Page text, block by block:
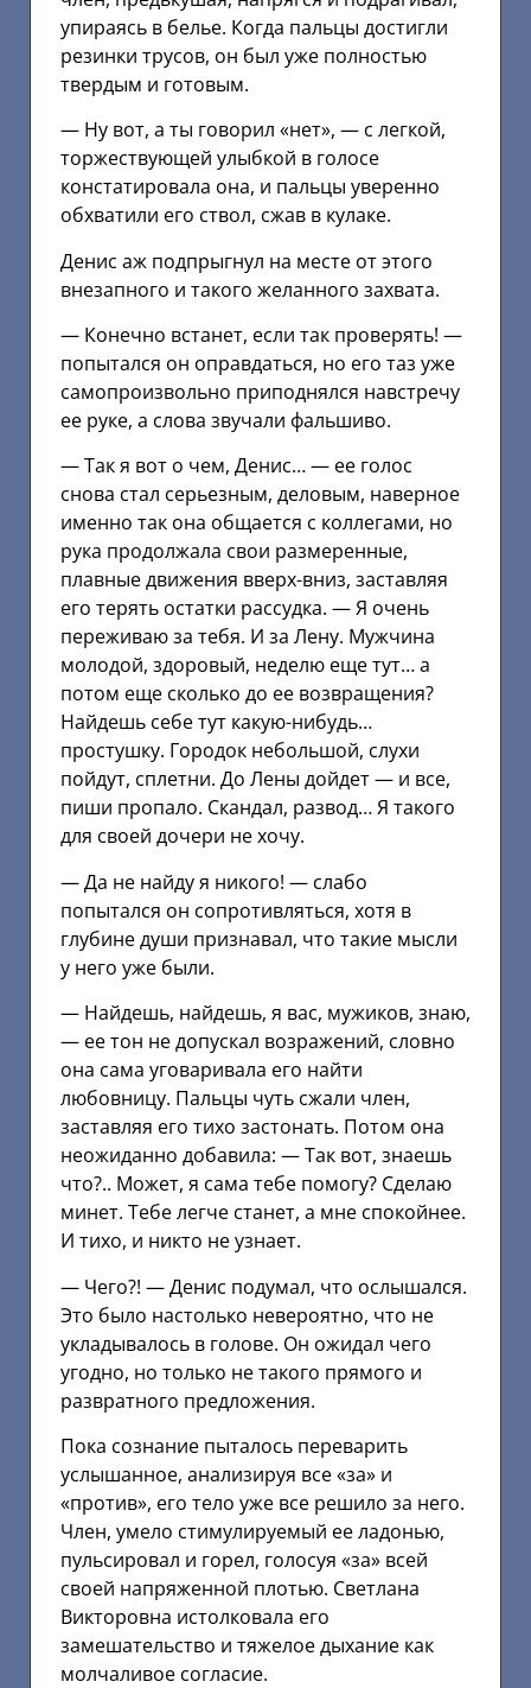
упираясь в белье. Когда пальцы достигли
резинки трусов, он был уже полностью
твердым и готовым.
— Ну вот, а ты говорил «нет», — с легкой,
торжествующей улыбкой в голосе
констатировала она, и пальцы уверенно
обхватили его ствол, сжав в кулаке.
Денис аж подпрыгнул на месте от этого
внезапного и такого желанного захвата.
— Конечно встанет, если так проверять! —
попытался он оправдаться, но его таз уже
самопроизвольно приподнялся навстречу
ее руке, а слова звучали фальшиво.
— Так я вот о чем, Денис… — ее голос
снова стал серьезным, деловым, наверное
именно так она общается с коллегами, но
рука продолжала свои размеренные,
плавные движения вверх-вниз, заставляя
его терять остатки рассудка. — Я очень
переживаю за тебя. И за Лену. Мужчина
молодой, здоровый, неделю еще тут… а
потом еще сколько до ее возвращения?
Найдешь себе тут какую-нибудь…
простушку. Городок небольшой, слухи
пойдут, сплетни. До Лены дойдет — и все,
пиши пропало. Скандал, развод… Я такого
для своей дочери не хочу.
— Да не найду я никого! — слабо
попытался он сопротивляться, хотя в
глубине души признавал, что такие мысли
у него уже были.
— Найдешь, найдешь, я вас, мужиков, знаю,
— ее тон не допускал возражений, словно
она сама уговаривала его найти
любовницу. Пальцы чуть сжали член,
заставляя его тихо застонать. Потом она
неожиданно добавила: — Так вот, знаешь
что?.. Может, я сама тебе помогу? Сделаю
минет. Тебе легче станет, а мне спокойнее.
И тихо, и никто не узнает.
— Чего?! — Денис подумал, что ослышался.
Это было настолько невероятно, что не
укладывалось в голове. Он ожидал чего
угодно, но только не такого прямого и
развратного предложения.
Пока сознание пыталось переварить
услышанное, анализируя все «за» и
«против», его тело уже все решило за него.
Член, умело стимулируемый ее ладонью,
пульсировал и горел, голосуя «за» всей
своей напряженной плотью. Светлана
Викторовна истолковала его
замешательство и тяжелое дыхание как
молчаливое согласие.